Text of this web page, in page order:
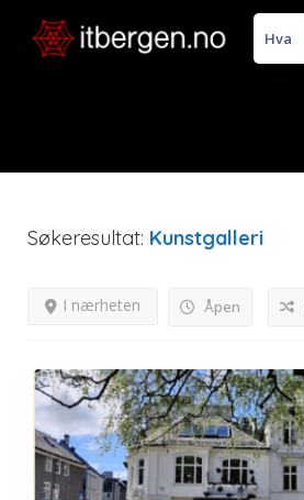
Hva
Søkeresultat: Kunstgalleri
Åpen
I nærheten